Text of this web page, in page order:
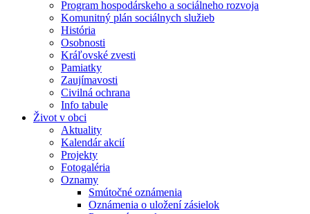
Program hospodárskeho a sociálneho rozvoja
Komunitný plán sociálnych služieb
História
Osobnosti
Kráľovské zvesti
Pamiatky
Zaujímavosti
Civilná ochrana
Info tabule
Život v obci
Aktuality
Kalendár akcií
Projekty
Fotogaléria
Oznamy
Smútočné oznámenia
Oznámenia o uložení zásielok